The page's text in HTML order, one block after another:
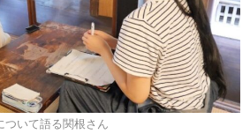
ついて語る関根さん